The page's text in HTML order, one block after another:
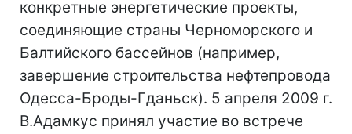
конкретные энергетические проекты,
соединяющие страны Черноморского и
Балтийского бассейнов (например,
завершение строительства нефтепровода
Одесса-Броды-Гданьск). 5 апреля 2009 г.
В.Адамкус принял участие во встрече